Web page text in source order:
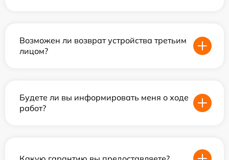
Возможен ли возврат устройства третьим
лицом?
Будете ли вы информировать меня о ходе
работ?